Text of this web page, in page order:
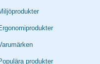
produkter